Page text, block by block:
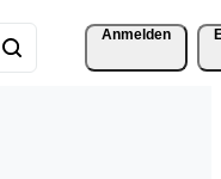
Anmelden